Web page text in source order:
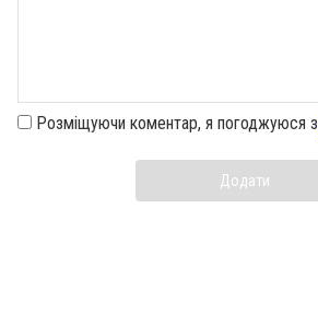
Розміщуючи коментар, я погоджуюся з
Додати